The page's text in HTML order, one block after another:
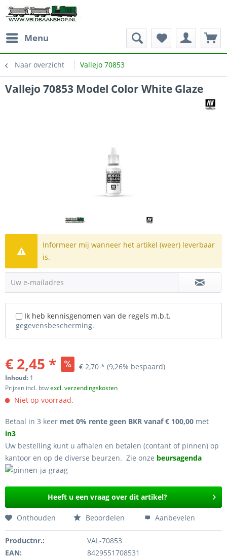
Menu
Naar overzicht Vallejo 70853
Vallejo 70853 Model Color White Glaze
Informeer mij wanneer het artikel (weer) leverbaar
is.
Uw e-mailadres
Ik heb kennisgenomen van de regels m.b.t.
gegevensbescherming.
€ 2,45 * € 2,70 * (9,26% bespaard)
Inhoud: 1
Prijzen incl. btwexcl. verzendingskosten
Niet op voorraad.
Betaal in 3 keer met 0% rente geen BKR vanaf € 100,00 met
in3
Uw bestelling kunt u afhalen en betalen (contant of pinnen) op
kantoor en op de diverse beurzen. Zie onze beursagenda
Heeft u een vraag over dit artikel?
Onthouden Beoordelen Aanbevelen
Productnr.:
VAL-70853
EAN:
8429551708531